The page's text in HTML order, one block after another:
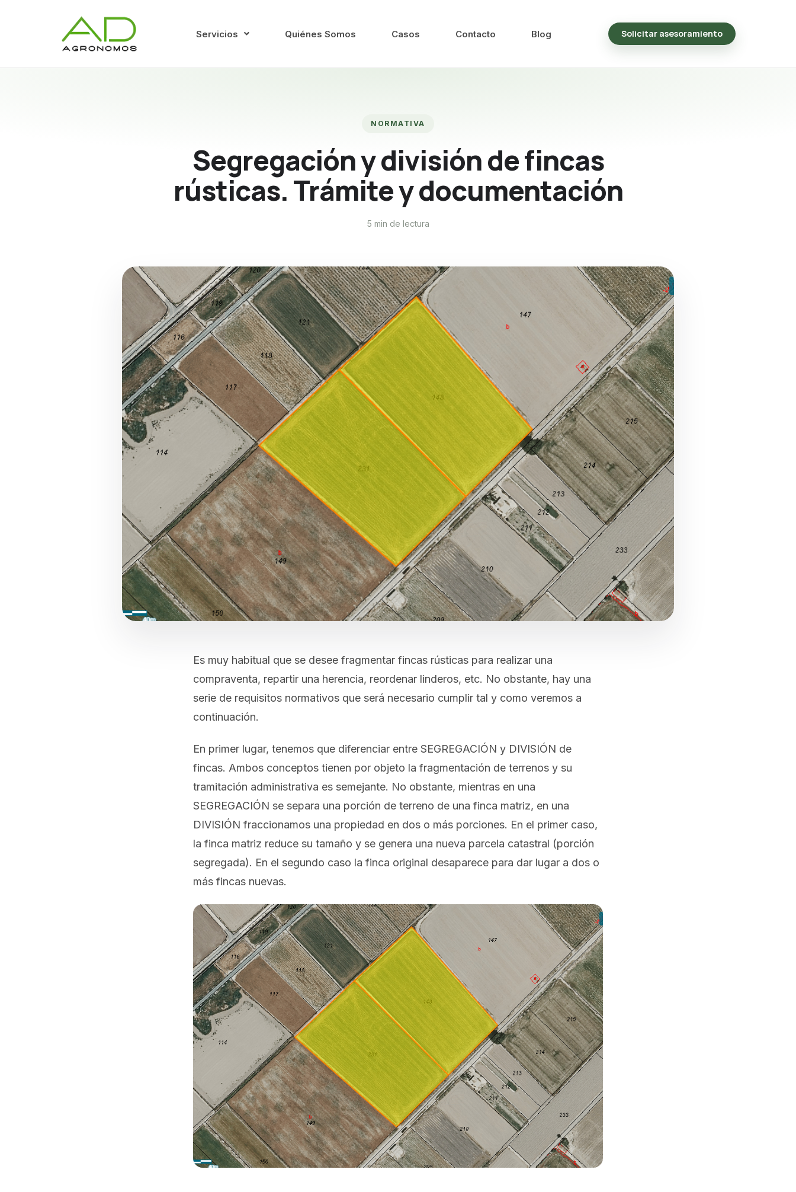
Servicios Quiénes Somos Casos Contacto Blog Solicitar asesoramiento
NORMATIVA
Segregación y división de fincas
rústicas. Trámite y documentación
5 min de lectura
Es muy habitual que se desee fragmentar fincas rústicas para realizar una
compraventa, repartir una herencia, reordenar linderos, etc. No obstante, hay una
serie de requisitos normativos que será necesario cumplir tal y como veremos a
continuación.
En primer lugar, tenemos que diferenciar entre SEGREGACIÓN y DIVISIÓN de
fincas. Ambos conceptos tienen por objeto la fragmentación de terrenos y su
tramitación administrativa es semejante. No obstante, mientras en una
SEGREGACIÓN se separa una porción de terreno de una finca matriz, en una
DIVISIÓN fraccionamos una propiedad en dos o más porciones. En el primer caso,
la finca matriz reduce su tamaño y se genera una nueva parcela catastral (porción
segregada). En el segundo caso la finca original desaparece para dar lugar a dos o
más fincas nuevas.